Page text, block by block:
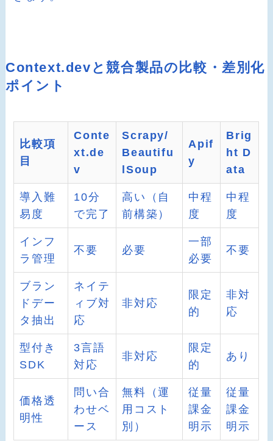
Context.devと競合製品の比較・差別化
ポイント
比較項
目
Conte
xt.de
v
Scrapy/
Beautifu
lSoup
Apif
y
Brig
ht D
ata
導入難
易度
10分
で完了
高い（自
前構築）
中程
度
中程
度
インフ
ラ管理
不要 必要
一部
必要
不要
ブラン
ドデー
タ抽出
ネイテ
ィブ対
応
非対応
限定
的
非対
応
型付き
SDK
3言語
対応
非対応
限定
的
あり
価格透
明性
問い合
わせベ
ース
無料（運
用コスト
別）
従量
課金
明示
従量
課金
明示